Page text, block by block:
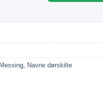
Navne dørskilte